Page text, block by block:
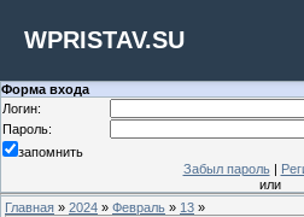
WPRISTAV.SU
Форма входа
Логин:
Пароль:
запомнить
Забыл пароль|
или
Главная » 2024 » Февраль » 13 »